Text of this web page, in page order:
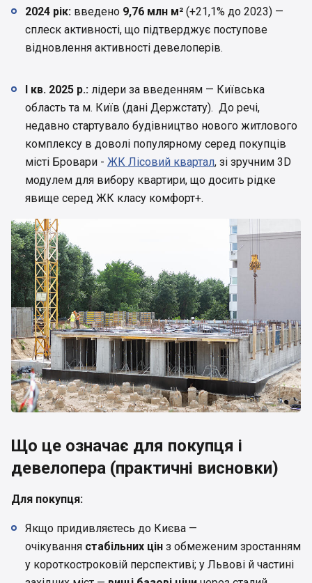
2024 рік: введено 9,76 млн м² (+21,1% до 2023) —
сплеск активності, що підтверджує поступове
відновлення активності девелоперів.
І кв. 2025 р.: лідери за введенням — Київська
область та м. Київ (дані Держстату). До речі,
недавно стартувало будівництво нового житлового
комплексу в доволі популярному серед покупців
місті Бровари - ЖК Лісовий квартал, зі зручним 3D
модулем для вибору квартири, що досить рідке
явище серед ЖК класу комфорт+.
Що це означає для покупця і
девелопера (практичні висновки)
Для покупця:
Якщо придивляєтесь до Києва —
очікування стабільних цін з обмеженим зростанням
у короткостроковій перспективі; у Львові й частині